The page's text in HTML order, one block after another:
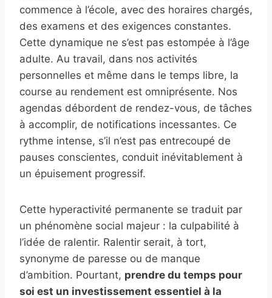
commence à l’école, avec des horaires chargés,
des examens et des exigences constantes.
Cette dynamique ne s’est pas estompée à l’âge
adulte. Au travail, dans nos activités
personnelles et même dans le temps libre, la
course au rendement est omniprésente. Nos
agendas débordent de rendez-vous, de tâches
à accomplir, de notifications incessantes. Ce
rythme intense, s’il n’est pas entrecoupé de
pauses conscientes, conduit inévitablement à
un épuisement progressif.
Cette hyperactivité permanente se traduit par
un phénomène social majeur : la culpabilité à
l’idée de ralentir. Ralentir serait, à tort,
synonyme de paresse ou de manque
d’ambition. Pourtant, prendre du temps pour
soi est un investissement essentiel à la